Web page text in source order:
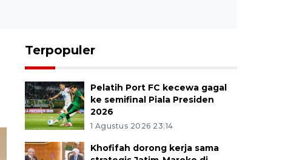
Terpopuler
Pelatih Port FC kecewa gagal
ke semifinal Piala Presiden
2026
1 Agustus 2026 23:14
Khofifah dorong kerja sama